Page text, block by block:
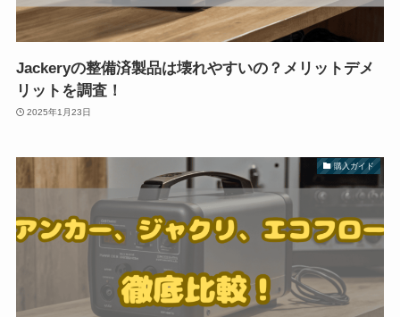
Jackeryの整備済製品は壊れやすいの？メリットデメ
リットを調査！
2025年1月23日
購入ガイド